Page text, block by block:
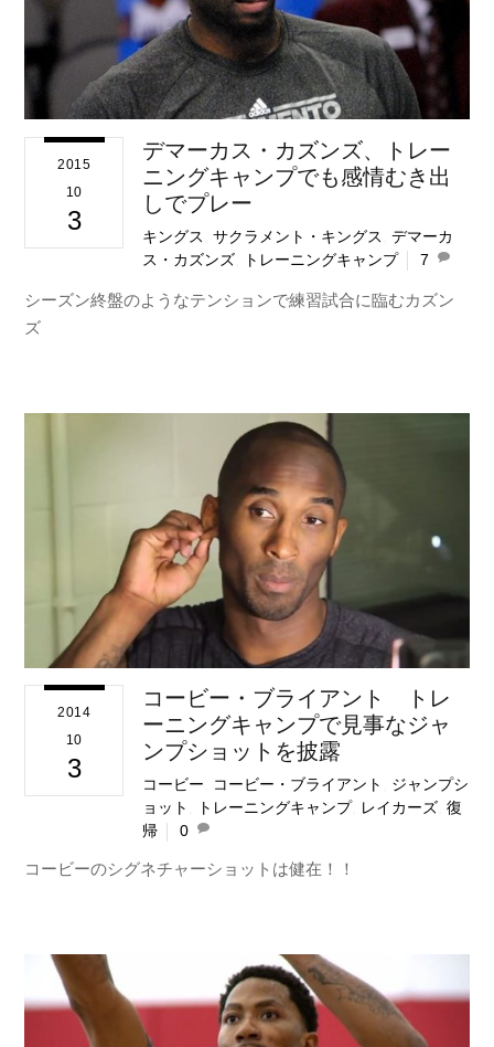
2015
10
3
デマーカス・カズンズ、トレー
ニングキャンプでも感情むき出
しでプレー
キングス ,サクラメント・キングス ,デマーカ
ス・カズンズ
トレーニングキャンプ 7
シーズン終盤のようなテンションで練習試合に臨むカズン
ズ
2014
10
3
コービー・ブライアント トレ
ーニングキャンプで見事なジャ
ンプショットを披露
コービー コービー・ブライアント
ジャンプシ
ョット
トレーニングキャンプ, レイカーズ ,復
帰
0
コービーのシグネチャーショットは健在！！